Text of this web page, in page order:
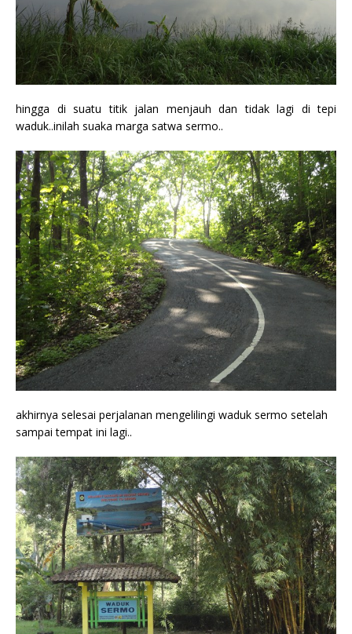
hingga di suatu titik jalan menjauh dan tidak lagi di tepi
waduk..inilah suaka marga satwa sermo..
akhirnya selesai perjalanan mengelilingi waduk sermo setelah
sampai tempat ini lagi..